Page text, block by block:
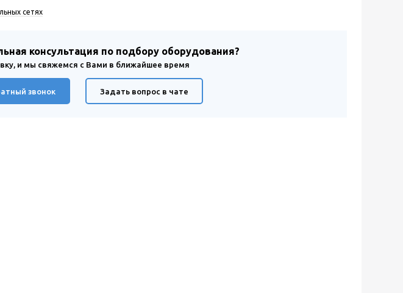
сетях
консультация по подбору оборудования?
и мы свяжемся с Вами в ближайшее время
звонок Задать вопрос в чате